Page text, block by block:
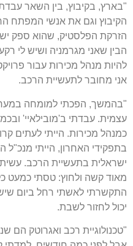
"בארץ, בקיבוץ, בין השאר
הקיבוץ וגם את אנשי המפתח
הזרקת הפלסטיק, שהוא ספק
הבין שאני מגרמניה ושיש לי
להיות מנהל מכירות עבור
אני מחובר לתעשיית הרכב.
"בהמשך, הפכתי למומחה
עצמית. עבדתי ב'מובילאיי'
כמנהל מכירות. הייתי לעתים
בתפקידי האחרון, הייתי
ישראלית בתעשיית הרכב.
מאוד קשה ולחוץ: טסתי כמעט
התקשרתי לאשתי רחל ביום
יכול לחזור לשבת.
"טכנולוגיית רכב ואגרוטק הם